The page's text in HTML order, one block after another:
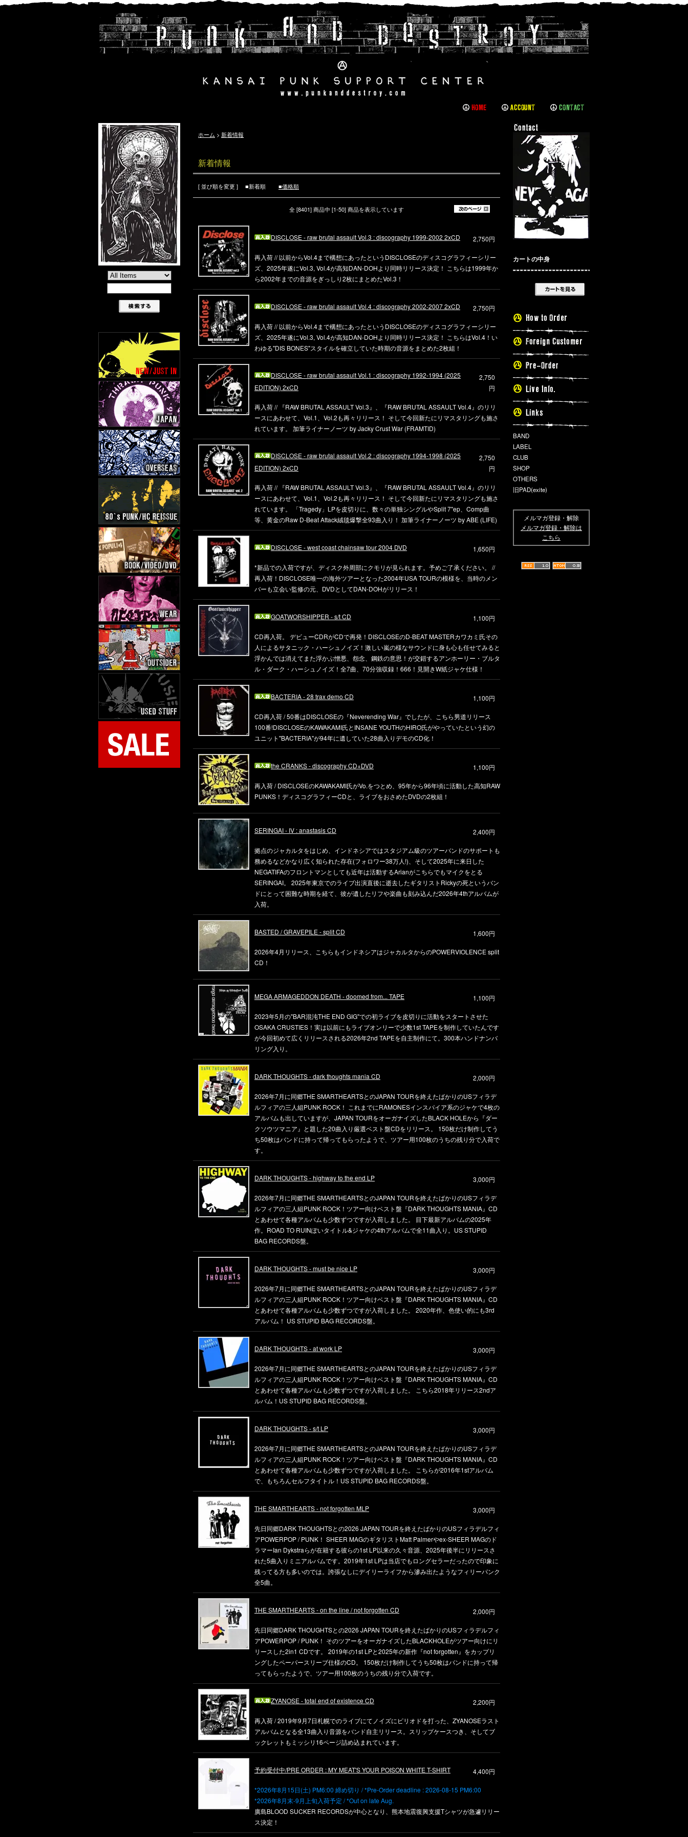
ホーム > 新着情報
新着情報
[ 並び順を変更 ] ■新着順 ■価格順
全 [8401] 商品中 [1-50] 商品を表示しています
DISCLOSE - raw brutal assault Vol.3 : discography 1999-2002 2xCD 2,750円
再入荷 // 以前からVol.4まで構想にあったというDISCLOSEのディスコグラフィーシリー
ズ、2025年遂にVol.3, Vol.4が高知DAN-DOHより同時リリース決定！ こちらは1999年か
ら2002年までの音源をぎっしり2枚にまとめたVol.3！
DISCLOSE - raw brutal assault Vol.4 : discography 2002-2007 2xCD 2,750円
再入荷 // 以前からVol.4まで構想にあったというDISCLOSEのディスコグラフィーシリー
ズ、2025年遂にVol.3, Vol.4が高知DAN-DOHより同時リリース決定！ こちらはVol.4！い
わゆる"DIS BONES"スタイルを確立していた時期の音源をまとめた2枚組！
DISCLOSE - raw brutal assault Vol.1 : discography 1992-1994 (2025
EDITION) 2xCD
2,750
円
再入荷 // 『RAW BRUTAL ASSAULT Vol.3』、『RAW BRUTAL ASSAULT Vol.4』のリリ
ースにあわせて、Vol.1、Vol.2も再々リリース！ そして今回新たにリマスタリングも施さ
れています。 加筆ライナーノーツ by Jacky Crust War (FRAMTID)
DISCLOSE - raw brutal assault Vol.2 : discography 1994-1998 (2025
EDITION) 2xCD
2,750
円
再入荷 // 『RAW BRUTAL ASSAULT Vol.3』、『RAW BRUTAL ASSAULT Vol.4』のリリ
ースにあわせて、Vol.1、Vol.2も再々リリース！ そして今回新たにリマスタリングも施さ
れています。 「Tragedy」LPを皮切りに、数々の単独シングルやSplit 7"ep、Comp曲
等、黄金のRaw D-Beat Attack絨毯爆撃全93曲入り！ 加筆ライナーノーツ by ABE (LIFE)
DISCLOSE - west coast chainsaw tour 2004 DVD 1,650円
*新品での入荷ですが、ディスク外周部にクモリが見られます。予めご了承ください。 //
再入荷！DISCLOSE唯一の海外ツアーとなった2004年USA TOURの模様を、当時のメン
バーも立会い監修の元、DVDとしてDAN-DOHがリリース！
GOATWORSHIPPER - s/t CD 1,100円
CD再入荷。 デビューCDRがCDで再発！DISCLOSEのD-BEAT MASTERカワカミ氏その
人によるサタニック・ハーシュノイズ！激しい嵐の様なサウンドに身も心も任せてみると
浮かんでは消えてまた浮かぶ憎悪、怨念、鋼鉄の意思！が交錯するアンホーリー・ブルタ
ル・ダーク・ハーシュノイズ！全7曲、70分強収録！666！見開きW紙ジャケ仕様！
BACTERIA - 28 trax demo CD 1,100円
CD再入荷 / 50番はDISCLOSEの『Neverending War』でしたが、こちら男道リリース
100番!DISCLOSEのKAWAKAMI氏とINSANE YOUTHのHIRO氏がやっていたという幻の
ユニット"BACTERIA"が94年に遺していた28曲入りデモのCD化！
the CRANKS - discography CD+DVD 1,100円
再入荷 / DISCLOSEのKAWAKAMI氏がVo.をつとめ、95年から96年頃に活動した高知RAW
PUNKS！ディスコグラフィーCDと、ライブをおさめたDVDの2枚組！
SERINGAI - IV : anastasis CD 2,400円
拠点のジャカルタをはじめ、インドネシアではスタジアム級のツアーバンドのサポートも
務めるなどかなり広く知られた存在(フォロワー38万人!)、そして2025年に来日した
NEGATIFAのフロントマンとしても近年は活動するArianがこちらでもマイクをとる
SERINGAI。 2025年東京でのライブ出演直後に逝去したギタリストRickyの死というバン
ドにとって困難な時期を経て、彼が遺したリフや楽曲も刻み込んだ2026年4thアルバムが
入荷。
BASTED / GRAVEPILE - split CD 1,600円
2026年4月リリース、こちらもインドネシアはジャカルタからのPOWERVIOLENCE split
CD！
MEGA ARMAGEDDON DEATH - doomed from... TAPE 1,100円
2023年5月の"BAR混沌THE END GIG"での初ライブを皮切りに活動をスタートさせた
OSAKA CRUSTIES！実は以前にもライブオンリーで少数1st TAPEを制作していたんです
が今回初めて広くリリースされる2026年2nd TAPEを自主制作にて。300本ハンドナンバ
リング入り。
DARK THOUGHTS - dark thoughts mania CD 2,000円
2026年7月に同郷THE SMARTHEARTSとのJAPAN TOURを終えたばかりのUSフィラデ
ルフィアの三人組PUNK ROCK！ これまでにRAMONESインスパイア系のジャケで4枚の
アルバムも出していますが、JAPAN TOURをオーガナイズしたBLACK HOLEから『ダー
クソウツマニア』と題した20曲入り厳選ベスト盤CDをリリース。 150枚だけ制作してう
ち50枚はバンドに持って帰ってもらったようで、ツアー用100枚のうちの残り分で入荷で
す。
DARK THOUGHTS - highway to the end LP 3,000円
2026年7月に同郷THE SMARTHEARTSとのJAPAN TOURを終えたばかりのUSフィラデ
ルフィアの三人組PUNK ROCK！ツアー向けベスト盤『DARK THOUGHTS MANIA』CD
とあわせて各種アルバムも少数ずつですが入荷しました。 目下最新アルバムの2025年
作。ROAD TO RUINぽいタイトル&ジャケの4thアルバムで全11曲入り。US STUPID
BAG RECORDS盤。
DARK THOUGHTS - must be nice LP 3,000円
2026年7月に同郷THE SMARTHEARTSとのJAPAN TOURを終えたばかりのUSフィラデ
ルフィアの三人組PUNK ROCK！ツアー向けベスト盤『DARK THOUGHTS MANIA』CD
とあわせて各種アルバムも少数ずつですが入荷しました。 2020年作、色使い的にも3rd
アルバム！ US STUPID BAG RECORDS盤。
DARK THOUGHTS - at work LP 3,000円
2026年7月に同郷THE SMARTHEARTSとのJAPAN TOURを終えたばかりのUSフィラデ
ルフィアの三人組PUNK ROCK！ツアー向けベスト盤『DARK THOUGHTS MANIA』CD
とあわせて各種アルバムも少数ずつですが入荷しました。 こちら2018年リリース2ndア
ルバム！US STUPID BAG RECORDS盤。
DARK THOUGHTS - s/t LP 3,000円
2026年7月に同郷THE SMARTHEARTSとのJAPAN TOURを終えたばかりのUSフィラデ
ルフィアの三人組PUNK ROCK！ツアー向けベスト盤『DARK THOUGHTS MANIA』CD
とあわせて各種アルバムも少数ずつですが入荷しました。 こちらが2016年1stアルバム
で、もちろんセルフタイトル！US STUPID BAG RECORDS盤。
THE SMARTHEARTS - not forgotten MLP 3,000円
先日同郷DARK THOUGHTSとの2026 JAPAN TOURを終えたばかりのUSフィラデルフィ
アPOWERPOP / PUNK！ SHEER MAGのギタリストMatt Palmerやex-SHEER MAGのド
ラマーIan Dykstraらが在籍する彼らの1st LP以来の久々音源、2025年後半にリリースさ
れた5曲入りミニアルバムです。2019年1st LPは当店でもロングセラーだったので印象に
残ってる方も多いのでは。誇張なしにデイリーライフから滲み出たようなフィリーパンク
全5曲。
THE SMARTHEARTS - on the line / not forgotten CD 2,000円
先日同郷DARK THOUGHTSとの2026 JAPAN TOURを終えたばかりのUSフィラデルフィ
アPOWERPOP / PUNK！ そのツアーをオーガナイズしたBLACKHOLEがツアー向けにリ
リースした2in1 CDです。 2019年の1st LPと2025年の新作『not forgotten』をカップリ
ングしたペーパースリーブ仕様のCD。 150枚だけ制作してうち50枚はバンドに持って帰
ってもらったようで、ツアー用100枚のうちの残り分で入荷です。
ZYANOSE - total end of existence CD 2,200円
再入荷 / 2019年9月7日札幌でのライブにてノイズにピリオドを打った、ZYANOSEラスト
アルバムとなる全13曲入り音源をバンド自主リリース。スリップケースつき、そしてブ
ックレットもミッシリ16ページ詰め込まれています。
予約受付中/PRE ORDER : MY MEAT'S YOUR POISON WHITE T-SHIRT 4,400円
*2026年8月15日(土) PM6:00 締め切り / *Pre-Order deadline : 2026-08-15 PM6:00
*2026年8月末-9月上旬入荷予定 / *Out on late Aug.
廣島BLOOD SUCKER RECORDSが中心となり、熊本地震復興支援Tシャツが急遽リリー
ス決定！
カートの中身
BAND
LABEL
CLUB
SHOP
OTHERS
旧PAD(exite)
メルマガ登録・解除
メルマガ登録・解除は
こちら